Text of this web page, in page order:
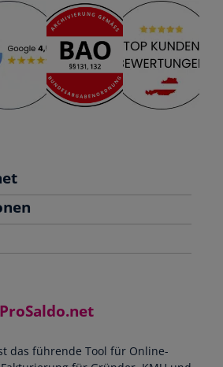
ProSaldo.net
das führende Tool für Online-